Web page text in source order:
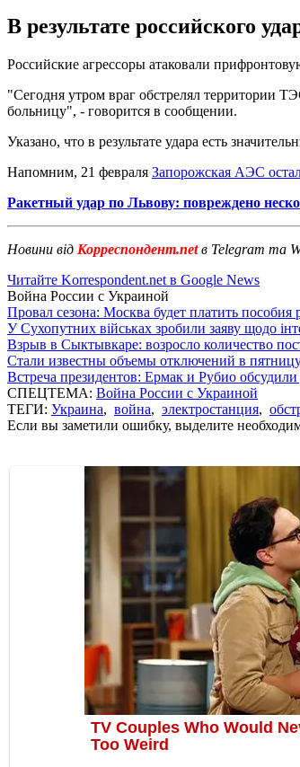
В результате российского
Российские агрессоры атаковали
"Сегодня утром враг обстрелял территории
больницу", - говорится в сообщении.
Указано, что в результате удара есть
Напомним, 21 февраля Запорожская АЭС
Ракетный удар по Львову: повреждено
Новини від Корреспондент.netв Telegram та
Читайте Korrespondent.net в Google News
Война России с Украиной
Провал сезона: Москва будет платить
У Сухопутних військах зробили заяву щодо
Взрыв в Сыктывкаре: возросло количество
Стали известны объемы отключений в
Встреча президентов: Ермак и Рубио обсудили
СПЕЦТЕМА: Война России с Украиной
ТЕГИ: Украина, война, электростанция,
Если вы заметили ошибку, выделите